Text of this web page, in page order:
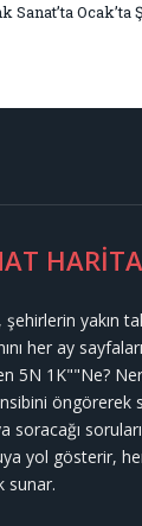
Sanat’ta Ocak’ta
şehirlerin yakın
her ay
5N 1K""Ne?
öngörerek
soracağı
yol gösterir,
sunar.